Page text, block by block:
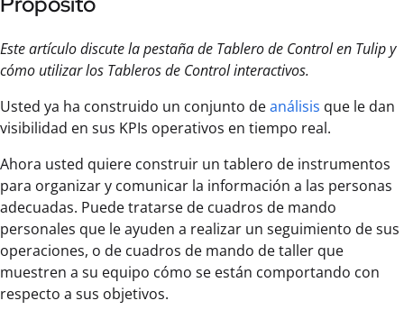
Este artículo discute la pestaña de Tablero de Control en Tulip y
cómo utilizar los Tableros de Control interactivos.
Usted ya ha construido un conjunto deanálisis que le dan
visibilidad en sus KPIs operativos en tiempo real.
Ahora usted quiere construir un tablero de instrumentos
para organizar y comunicar la información a las personas
adecuadas. Puede tratarse de cuadros de mando
personales que le ayuden a realizar un seguimiento de sus
operaciones, o de cuadros de mando de taller que
muestren a su equipo cómo se están comportando con
respecto a sus objetivos.